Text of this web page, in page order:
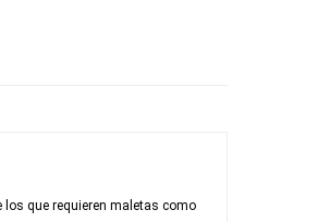
que requieren maletas como